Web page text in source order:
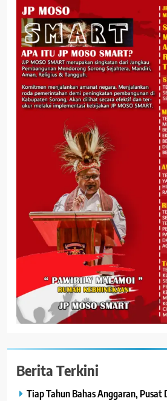
Berita Terkini
Tiap Tahun Bahas Anggaran, Pusat